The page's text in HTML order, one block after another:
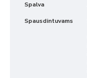
Spalva
Spausdintuvams